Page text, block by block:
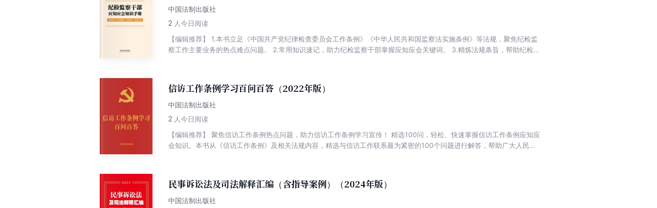
中国法制出版社
2 人今日阅读
【编辑推荐】 1.本书立足《中国共产党纪律检查委员会工作条例》《中华人民共和国监察法实施条例》等法规，聚焦纪检监
察工作主要业务的热点难点问题。 2.常用知识速记，助力纪检监察干部掌握应知应会关键词。 3.精炼法规条旨，帮助纪检监
置、反腐败国际合作、监督管理。本书可以方便纪检监察干部学习理论知识学习和业务知识，熟练掌握相关法律、法规、规
章及政策，并将其运用到监督执纪问责和监督调查处置等工作实践中。此外，本书还附录了几个纪检监察工作常用的法规，
并且逐条归纳条旨，方便读者通过条旨更好更快地了解条文的主要意思。 【作者简介】 中国法制出版社是中华人民共和国司
法部主管主办的中央级法律类专业出版社和国家法律法规标准文本的权威出版机构、法律专业信息服务提供商。中国法制出
版社自成立以来，认真贯彻执行党和国家的出版方针，坚持正确的出版导向，坚持把社会效益放在首位，努力实现社会效益
与经济效益相统一；坚持为全面推进科学立法、严格执法、公正司法、全民守法服务；坚持为依法治国、依法执政、依法行
信访工作条例学习百问百答（2022年版）
中国法制出版社
2 人今日阅读
【编辑推荐】 聚焦信访工作条例热点问题，助力信访工作条例学习宣传！ 精选100问，轻松、快速掌握信访工作条例应知应
会知识。本书从《信访工作条例》及相关法规内容，精选与信访工作联系最为紧密的100个问题进行解答，帮助广大人民群
义。通过对《信访工作条例》进行宣传和落实，可以在全社会营造办事依法、遇事找法、解决问题用法、化解矛盾靠法的良
好环境。为深入贯彻学习《信访工作条例》，便于广大人民群众更好学习信访相关法律知识，我们特编写了本书。本书依据
民事诉讼法及司法解释汇编（含指导案例）（2024年版）
中国法制出版社